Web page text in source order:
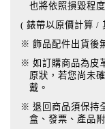
也將依照損毀程
( 錶帶以原價計算 /
※ 飾品配件出貨後
※ 如訂購商品為皮
原狀，若您尚未
戴。
※ 退回商品須保持
盒、發票、產品